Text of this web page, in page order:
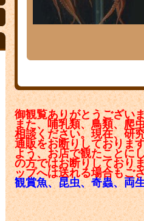
御観覧ありがとうござい
また、哺乳類、鳥類、爬
相談ください。現在、研
通販をお断りしておりま
よう、お店で観たことに
の方ではお断りしており
ップへは送れる場合もご
観賞魚、昆虫、奇蟲、両